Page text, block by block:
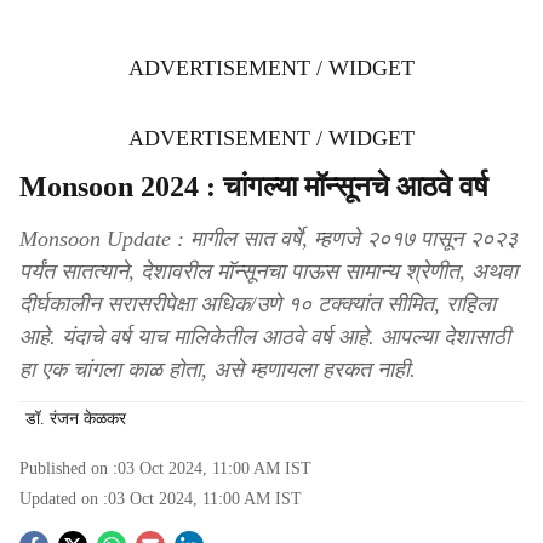
ADVERTISEMENT / WIDGET
ADVERTISEMENT / WIDGET
Monsoon 2024 : चांगल्या मॉन्सूनचे आठवे वर्ष
Monsoon Update : मागील सात वर्षे, म्हणजे २०१७ पासून २०२३
पर्यंत सातत्याने, देशावरील मॉन्सूनचा पाऊस सामान्य श्रेणीत, अथवा
दीर्घकालीन सरासरीपेक्षा अधिक/उणे १० टक्क्यांत सीमित, राहिला
आहे. यंदाचे वर्ष याच मालिकेतील आठवे वर्ष आहे. आपल्या देशासाठी
हा एक चांगला काळ होता, असे म्हणायला हरकत नाही.
डॉ. रंजन केळकर
Published on :03 Oct 2024, 11:00 AM IST
Updated on :03 Oct 2024, 11:00 AM IST